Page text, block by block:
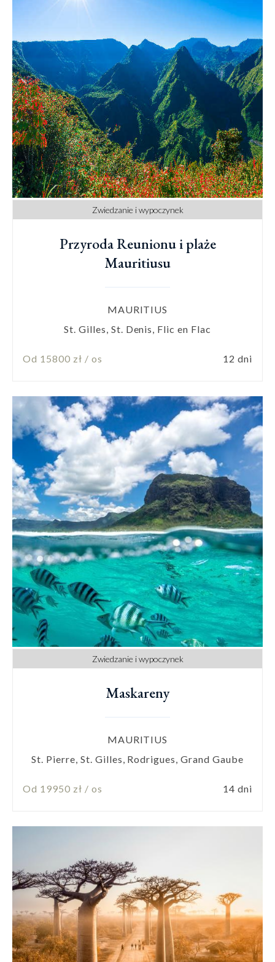
Zwiedzanie i wypoczynek
Przyroda Reunionu i plaże
Mauritiusu
MAURITIUS
St. Gilles, St. Denis, Flic en Flac
Od 15800 zł / os 12 dni
Zwiedzanie i wypoczynek
Maskareny
MAURITIUS
St. Pierre, St. Gilles, Rodrigues, Grand Gaube
Od 19950 zł / os 14 dni